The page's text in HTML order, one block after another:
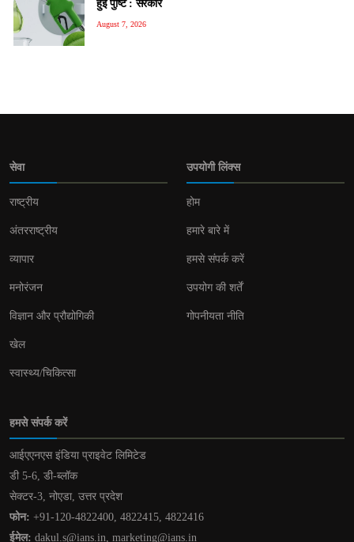
हुई पुष्टि : सरकार
August 7, 2026
सेवा
राष्ट्रीय
अंतरराष्ट्रीय
व्यापार
मनोरंजन
विज्ञान और प्रौद्योगिकी
खेल
स्वास्थ्य/चिकित्सा
उपयोगी लिंक्स
होम
हमारे बारे में
हमसे संपर्क करें
उपयोग की शर्तें
गोपनीयता नीति
हमसे संपर्क करें
आईएएनएस इंडिया प्राइवेट लिमिटेड
डी 5-6, डी-ब्लॉक
सेक्टर-3, नोएडा, उत्तर प्रदेश
फोन: +91-120-4822400, 4822415, 4822416
ईमेल: dakul.s@ians.in, marketing@ians.in